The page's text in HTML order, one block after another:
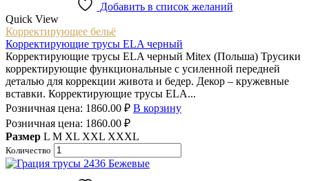
Добавить в список желаний
Quick View
Корректирующее бельё
Корректирующие трусы ELA черный
Корректирующие трусы ELA черный Mitex (Польша) Трусики
корректирующие функциональные с усиленной передней
деталью для коррекции живота и бедер. Декор – кружевные
вставки. Корректирующие трусы ELA...
Розничная цена: 1860.00 ₽ В корзину
Розничная цена: 1860.00 ₽
Размер L M XL XXL XXXL
Количество